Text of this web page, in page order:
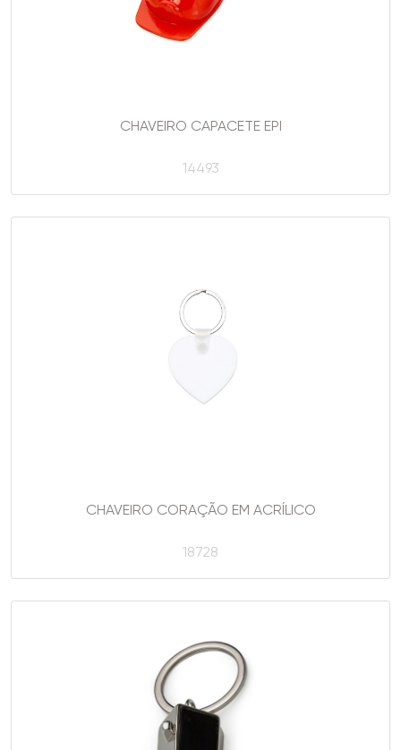
CHAVEIRO CAPACETE EPI
14493
CHAVEIRO CORAÇÃO EM ACRÍLICO
18728